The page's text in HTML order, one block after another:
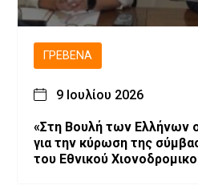
ΓΡΕΒΕΝΆ
9 Ιουλίου 2026
«Στη Βουλή των Ελλήνων
για την κύρωση της
του Εθνικού